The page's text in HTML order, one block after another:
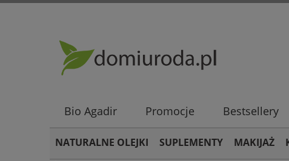
Bio Agadir Promocje Bestsellery
NATURALNE OLEJKI SUPLEMENTY MAKIJAŻ